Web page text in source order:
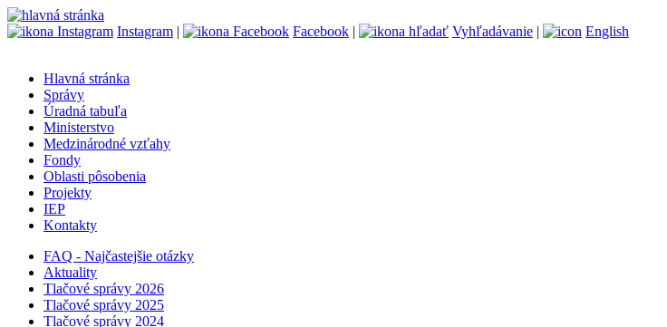
Instagram | Facebook | Vyhľadávanie | English
Hlavná stránka
Správy
Úradná tabuľa
Ministerstvo
Medzinárodné vzťahy
Fondy
Oblasti pôsobenia
Projekty
IEP
Kontakty
FAQ - Najčastejšie otázky
Aktuality
Tlačové správy 2026
Tlačové správy 2025
Tlačové správy 2024